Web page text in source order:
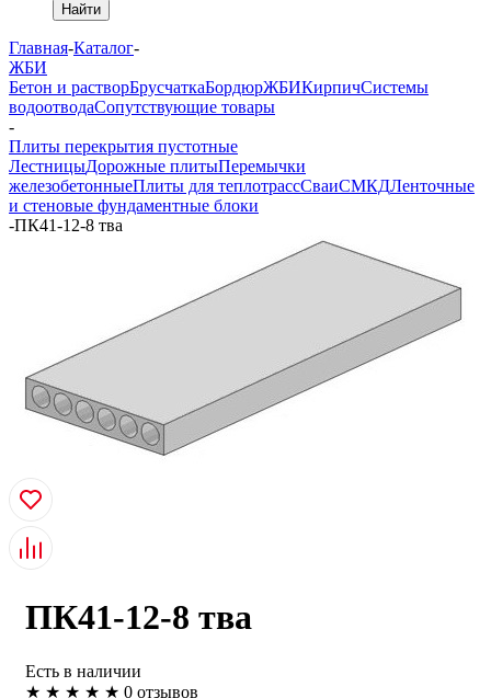
Найти
Главная-Каталог-
ЖБИ
Бетон и растворБрусчаткаБордюрЖБИКирпичСистемы
водоотводаСопутствующие товары
-
Плиты перекрытия пустотные
ЛестницыДорожные плитыПеремычки
железобетонныеПлиты для теплотрассСваиСМКДЛенточные
и стеновые фундаментные блоки
-ПК41-12-8 тва
ПК41-12-8 тва
Есть в наличии
★ ★ ★ ★ ★ 0 отзывов